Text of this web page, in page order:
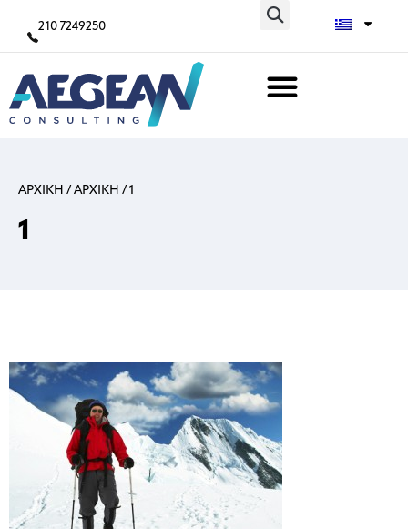
210 7249250
ΑΡΧΙΚΗ / ΑΡΧΙΚΗ / 1
1